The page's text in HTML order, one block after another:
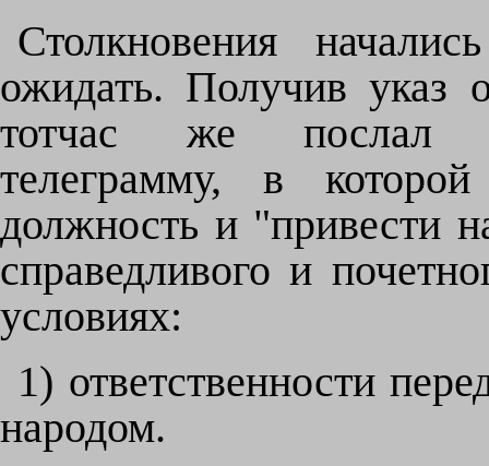
Столкновения
ожидать. Получив указ
тотчас же послал
телеграмму, в
должность и "привести
справедливого и
условиях:
1) ответственности
народом.